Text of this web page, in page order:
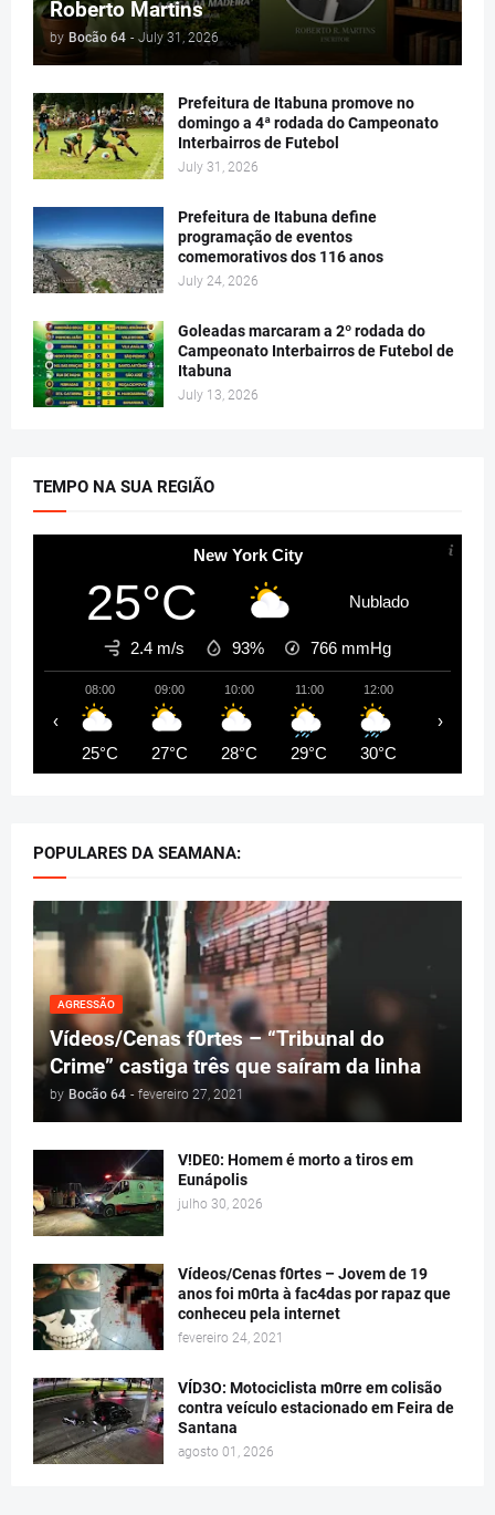
Roberto Martins
by Bocão 64 - July 31, 2026
Prefeitura de Itabuna promove no
domingo a 4ª rodada do Campeonato
Interbairros de Futebol
July 31, 2026
Prefeitura de Itabuna define
programação de eventos
comemorativos dos 116 anos
July 24, 2026
Goleadas marcaram a 2º rodada do
Campeonato Interbairros de Futebol de
Itabuna
July 13, 2026
TEMPO NA SUA REGIÃO
New York City
25°C Nublado
2.4 m/s 93% 766 mmHg
08:00
25°C
09:00
27°C
10:00
28°C
11:00
29°C
12:00
30°C
‹ ›
POPULARES DA SEAMANA:
AGRESSÃO
Vídeos/Cenas f0rtes – “Tribunal do
Crime” castiga três que saíram da linha
by Bocão 64 - fevereiro 27, 2021
V!DE0: Homem é morto a tiros em
Eunápolis
julho 30, 2026
Vídeos/Cenas f0rtes – Jovem de 19
anos foi m0rta à fac4das por rapaz que
conheceu pela internet
fevereiro 24, 2021
VÍD3O: Motociclista m0rre em colisão
contra veículo estacionado em Feira de
Santana
agosto 01, 2026